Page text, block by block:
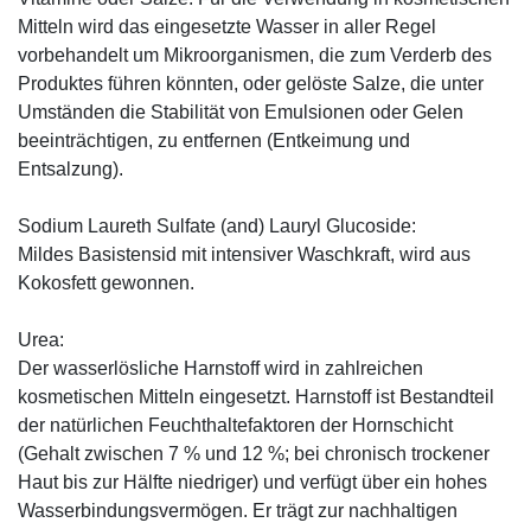
Mitteln wird das eingesetzte Wasser in aller Regel
vorbehandelt um Mikroorganismen, die zum Verderb des
Produktes führen könnten, oder gelöste Salze, die unter
Umständen die Stabilität von Emulsionen oder Gelen
beeinträchtigen, zu entfernen (Entkeimung und
Entsalzung).
Sodium Laureth Sulfate (and) Lauryl Glucoside:
Mildes Basistensid mit intensiver Waschkraft, wird aus
Kokosfett gewonnen.
Urea:
Der wasserlösliche Harnstoff wird in zahlreichen
kosmetischen Mitteln eingesetzt. Harnstoff ist Bestandteil
der natürlichen Feuchthaltefaktoren der Hornschicht
(Gehalt zwischen 7 % und 12 %; bei chronisch trockener
Haut bis zur Hälfte niedriger) und verfügt über ein hohes
Wasserbindungsvermögen. Er trägt zur nachhaltigen